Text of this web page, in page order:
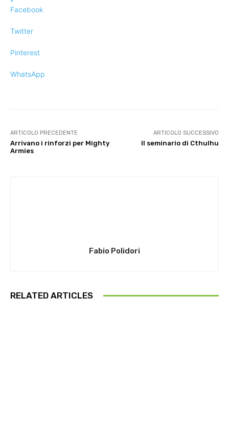
Facebook
Twitter
Pinterest
WhatsApp
ARTICOLO PRECEDENTE
Arrivano i rinforzi per Mighty
Armies
ARTICOLO SUCCESSIVO
Il seminario di Cthulhu
Fabio Polidori
RELATED ARTICLES